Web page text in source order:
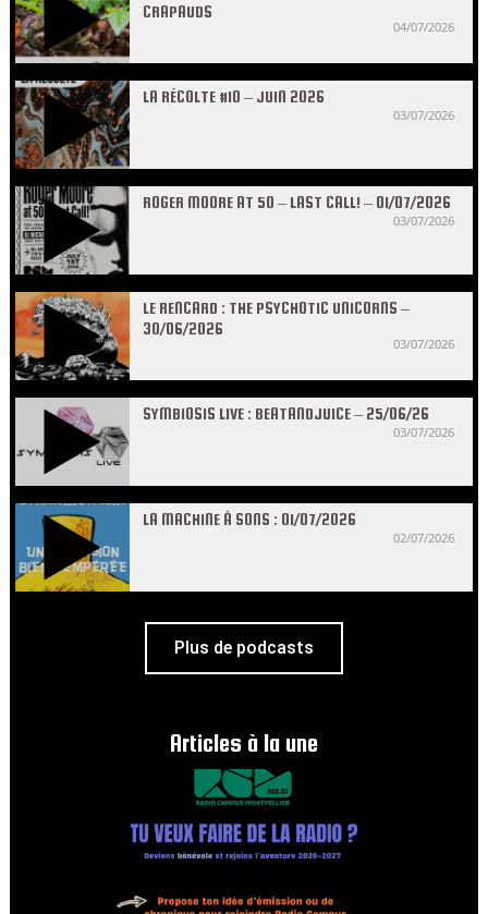
CRAPAUDS
04/07/2026
LA RÉCOLTE #10 – JUIN 2026
03/07/2026
ROGER MOORE AT 50 – LAST CALL! – 01/07/2026
03/07/2026
LE RENCARD : THE PSYCHOTIC UNICORNS –
30/06/2026
03/07/2026
SYMBIOSIS LIVE : BEATANDJUICE – 25/06/26
03/07/2026
LA MACHINE À SONS : 01/07/2026
02/07/2026
Plus de podcasts
Articles à la une